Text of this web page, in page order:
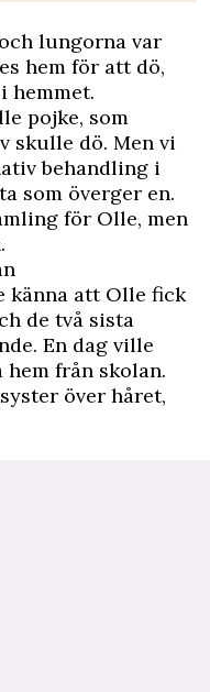
lungorna var
hem för att dö,
hemmet.
pojke, som
skulle dö. Men vi
behandling i
som överger en.
för Olle, men
känna att Olle fick
de två sista
En dag ville
från skolan.
över håret,